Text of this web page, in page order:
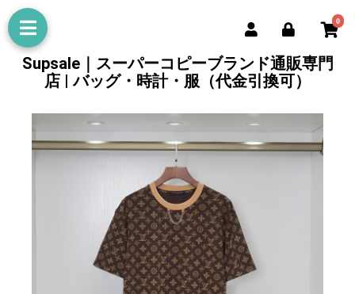
0
Supsale｜スーパーコピーブランド通販専門
店 | バッグ・時計・服（代金引換可）